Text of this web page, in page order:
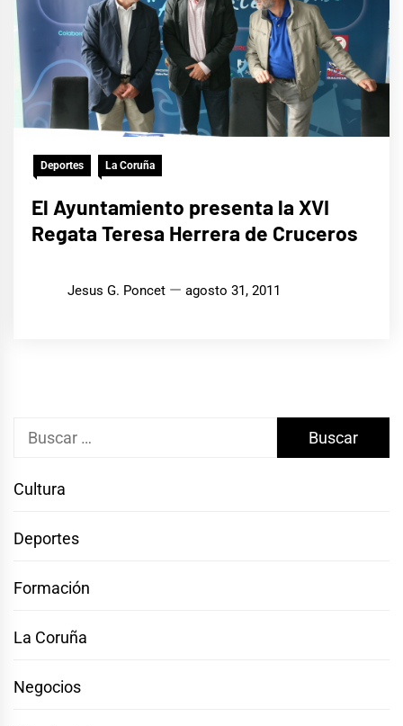
Deportes La Coruña
El Ayuntamiento presenta la XVI
Regata Teresa Herrera de Cruceros
Jesus G. Poncet agosto 31, 2011
Buscar:
Cultura
Deportes
Formación
La Coruña
Negocios